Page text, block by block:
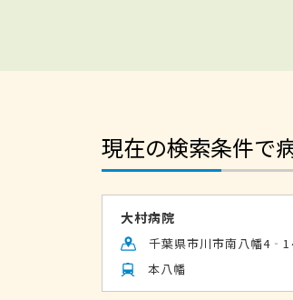
現在の検索条件で
大村病院
千葉県市川市南八幡
本八幡